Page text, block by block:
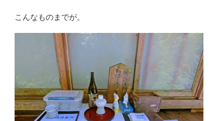
こんなものまでが。